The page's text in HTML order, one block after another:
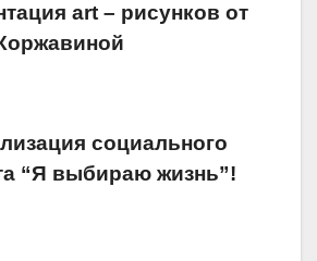
art – рисунков от
социального
“Я выбираю жизнь”!